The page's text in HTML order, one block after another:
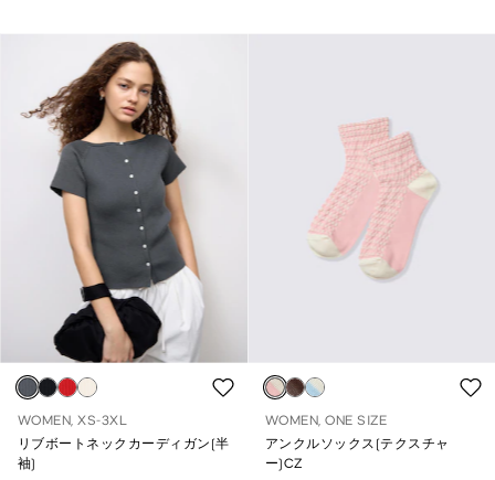
WOMEN, XS-3XL
リブボートネックカーディガン(半
袖)
WOMEN, ONE SIZE
アンクルソックス(テクスチャ
ー)CZ